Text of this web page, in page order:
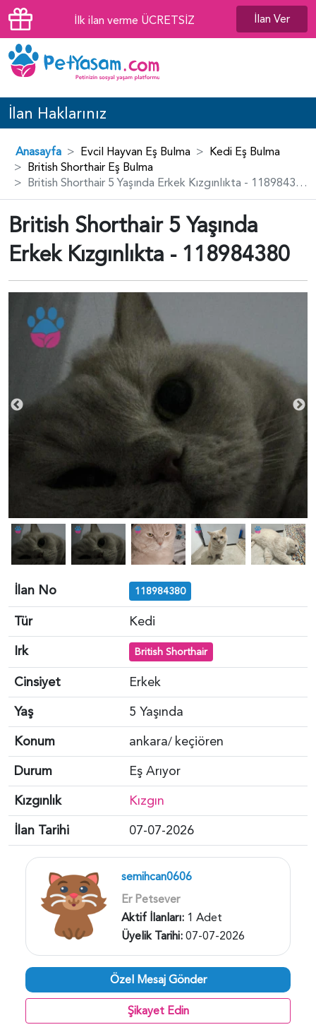
İlk ilan verme ÜCRETSİZ İlan Ver
İlan Haklarınız
Anasayfa Evcil Hayvan Eş Bulma
Kedi Eş Bulma
British Shorthair Eş Bulma
British Shorthair 5 Yaşında Erkek Kızgınlıkta - 118984380
British Shorthair 5 Yaşında
Erkek Kızgınlıkta - 118984380
İlan No 118984380
Tür
Kedi
Irk
British Shorthair
Cinsiyet
Erkek
Yaş
5 Yaşında
Konum
ankara/ keçiören
Durum
Eş Arıyor
Kızgınlık
Kızgın
İlan Tarihi
07-07-2026
semihcan0606
Er Petsever
Aktif İlanları: 1 Adet
Üyelik Tarihi:07-07-2026
Özel Mesaj Gönder
Şikayet Edin